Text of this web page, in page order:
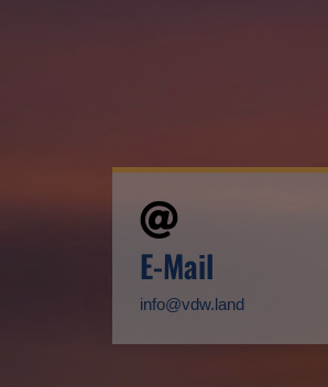
E-Mail
info@vdw.land